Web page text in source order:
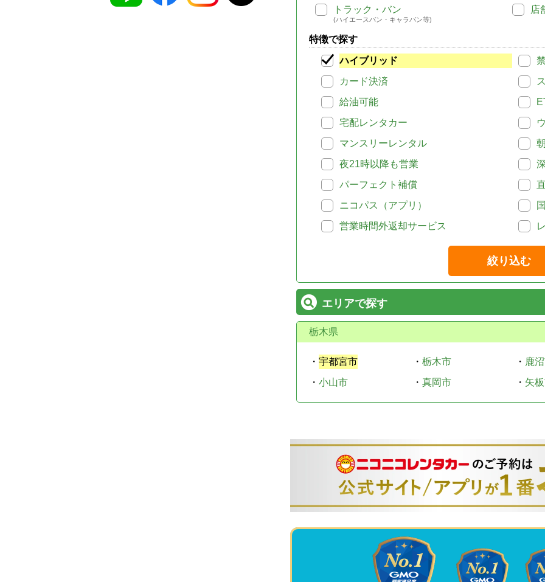
トラック・バン
(ハイエースバン・キャラバン等)
店
特徴で探す
ハイブリッド
カード決済
給油可能
宅配レンタカー
マンスリーレンタル
夜21時以降も営業
パーフェクト補償
ニコパス（アプリ）
営業時間外返却サービス
絞り込む
エリアで探す
栃木県
・ 宇都宮市 ・ 栃木市 ・ 鹿
・ 小山市 ・ 真岡市 ・ 矢